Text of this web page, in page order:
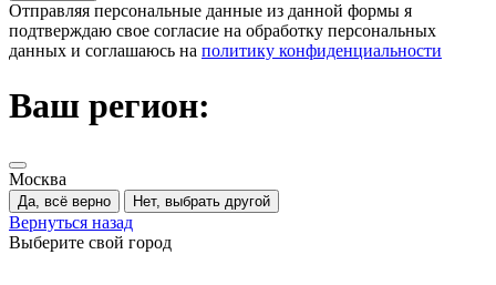
Отправляя персональные данные из данной формы я
подтверждаю свое согласие на обработку персональных
данных и соглашаюсь на политику конфиденциальности
Ваш регион:
Москва
Да, всё верно Нет, выбрать другой
Вернуться назад
Выберите свой город